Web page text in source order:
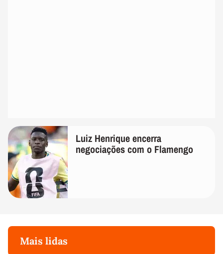
Luiz Henrique encerra
negociações com o Flamengo
Mais lidas